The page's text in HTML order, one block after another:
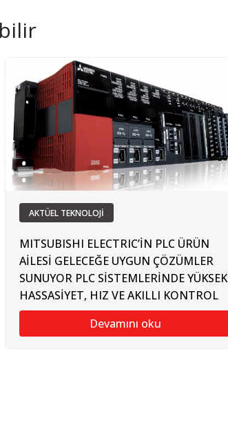
AKTÜEL TEKNOLOJİ
MITSUBISHI ELECTRIC’İN PLC ÜRÜN
AİLESİ GELECEĞE UYGUN ÇÖZÜMLER
SUNUYOR PLC SİSTEMLERİNDE YÜKSEK
HASSASİYET, HIZ VE AKILLI KONTROL
Devamını oku